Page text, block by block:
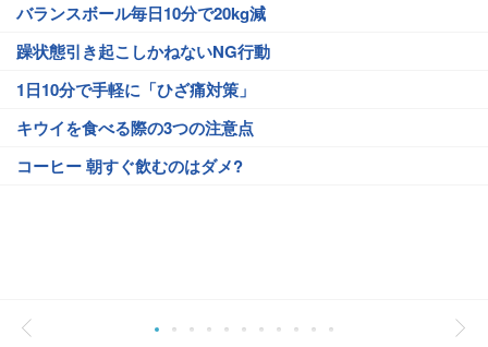
バランスボール毎日10分で20kg減
躁状態引き起こしかねないNG行動
1日10分で手軽に「ひざ痛対策」
キウイを食べる際の3つの注意点
コーヒー 朝すぐ飲むのはダメ?